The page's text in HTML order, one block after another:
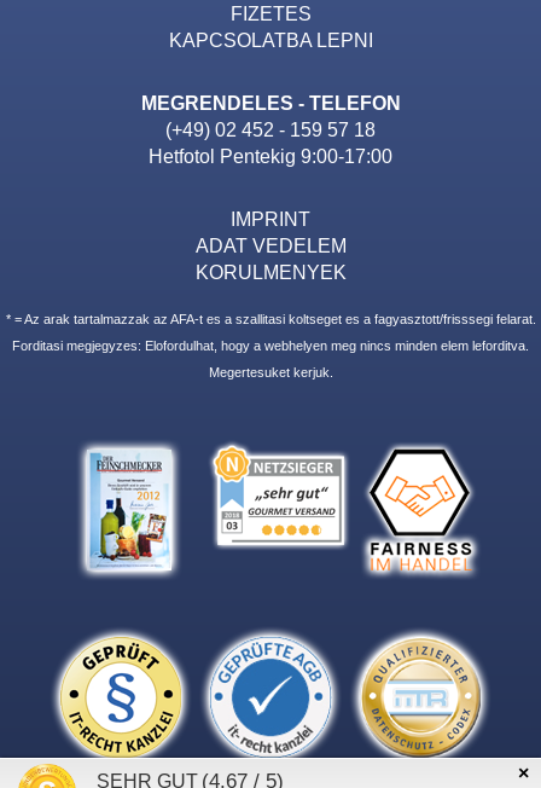
FIZETES
KAPCSOLATBA LEPNI
MEGRENDELES - TELEFON
(+49) 02 452 - 159 57 18
Hetfotol Pentekig 9:00-17:00
IMPRINT
ADAT VEDELEM
KORULMENYEK
* = Az arak tartalmazzak az AFA-t es a szallitasi koltseget es a fagyasztott/frisssegi felarat.
Forditasi megjegyzes: Elofordulhat, hogy a webhelyen meg nincs minden elem leforditva.
Megertesuket kerjuk.
×
SEHR GUT (4.67 / 5)